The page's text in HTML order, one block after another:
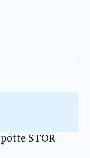
STOR